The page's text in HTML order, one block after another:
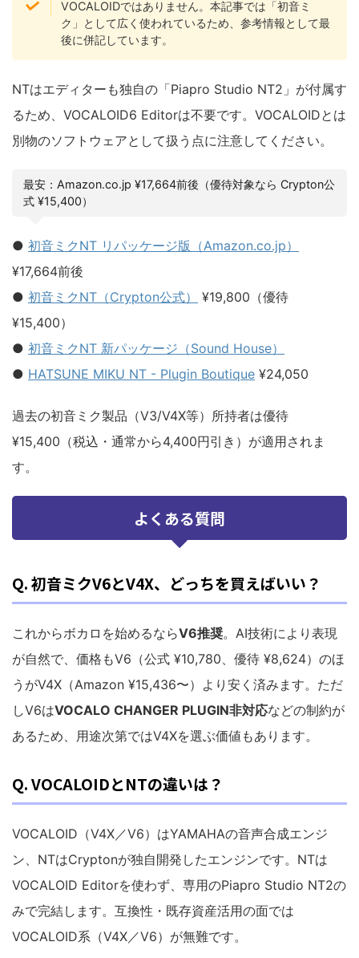
VOCALOIDではありません。本記事では「初音ミ
ク」として広く使われているため、参考情報として最
後に併記しています。
NTはエディターも独自の「Piapro Studio NT2」が付属す
るため、VOCALOID6 Editorは不要です。VOCALOIDとは
別物のソフトウェアとして扱う点に注意してください。
最安：Amazon.co.jp ¥17,664前後（優待対象なら Crypton公
式 ¥15,400）
● 初音ミクNT リパッケージ版（Amazon.co.jp）
¥17,664前後
● 初音ミクNT（Crypton公式）
¥19,800（優待
¥15,400）
● 初音ミクNT 新パッケージ（Sound House）
● HATSUNE MIKU NT - Plugin Boutique ¥24,050
過去の初音ミク製品（V3/V4X等）所持者は優待
¥15,400（税込・通常から4,400円引き）が適用されま
す。
よくある質問
Q. 初音ミクV6とV4X、どっちを買えばいい？
これからボカロを始めるならV6推奨。AI技術により表現
が自然で、価格もV6（公式 ¥10,780、優待 ¥8,624）のほ
うがV4X（Amazon ¥15,436〜）より安く済みます。ただ
しV6はVOCALO CHANGER PLUGIN非対応などの制約が
あるため、用途次第ではV4Xを選ぶ価値もあります。
Q. VOCALOIDとNTの違いは？
VOCALOID（V4X／V6）はYAMAHAの音声合成エンジ
ン、NTはCryptonが独自開発したエンジンです。NTは
VOCALOID Editorを使わず、専用のPiapro Studio NT2の
みで完結します。互換性・既存資産活用の面では
VOCALOID系（V4X／V6）が無難です。